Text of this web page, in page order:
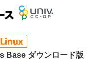
Base ダウンロード版